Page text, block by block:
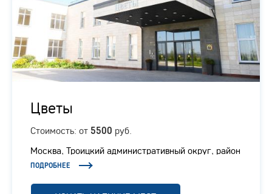
Цветы
Стоимость: от 5500 руб.
Москва, Троицкий административный округ, район
Вороново, село Покровское, 200
ПОДРОБНЕЕ